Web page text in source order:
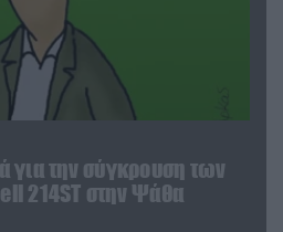
για την σύγκρουση των
214ST στην Ψάθα